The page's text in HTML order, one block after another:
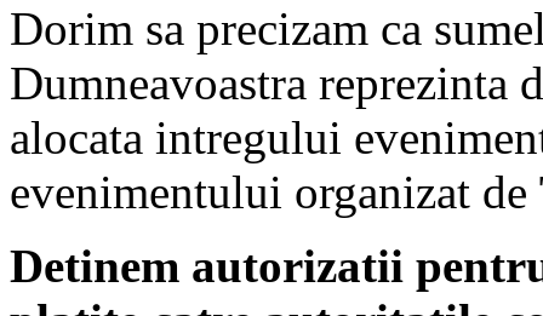
Dorim sa precizam ca
Dumneavoastra reprezinta
alocata intregului
evenimentului organizat de
Detinem autorizatii